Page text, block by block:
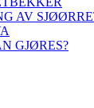
AV
GJØRES?